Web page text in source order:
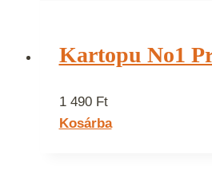
Kartopu No1
1 490 Ft
Kosárba